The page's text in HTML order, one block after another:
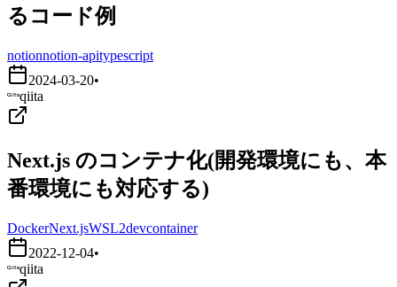
るコード例
notionnotion-apitypescript
2024-03-20•
qiita
Next.js のコンテナ化(開発環境にも、本
番環境にも対応する)
DockerNext.jsWSL2devcontainer
2022-12-04•
qiita